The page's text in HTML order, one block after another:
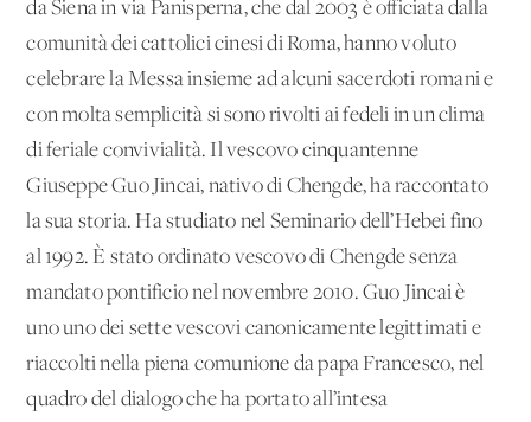
da Siena in via Panisperna, che dal 2003 è officiata dalla
comunità dei cattolici cinesi di Roma, hanno voluto
celebrare la Messa insieme ad alcuni sacerdoti romani e
con molta semplicità si sono rivolti ai fedeli in un clima
di feriale convivialità. Il vescovo cinquantenne
Giuseppe Guo Jincai, nativo di Chengde, ha raccontato
la sua storia. Ha studiato nel Seminario dell’Hebei fino
al 1992. È stato ordinato vescovo di Chengde senza
mandato pontificio nel novembre 2010. Guo Jincai è
uno uno dei sette vescovi canonicamente legittimati e
riaccolti nella piena comunione da papa Francesco, nel
quadro del dialogo che ha portato all’intesa